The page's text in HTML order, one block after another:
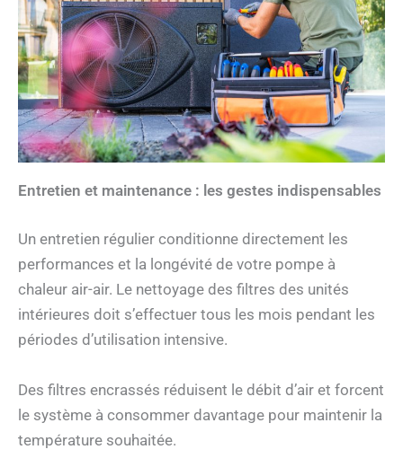
Entretien et maintenance : les gestes indispensables
Un entretien régulier conditionne directement les
performances et la longévité de votre pompe à
chaleur air-air. Le nettoyage des filtres des unités
intérieures doit s’effectuer tous les mois pendant les
périodes d’utilisation intensive.
Des filtres encrassés réduisent le débit d’air et forcent
le système à consommer davantage pour maintenir la
température souhaitée.